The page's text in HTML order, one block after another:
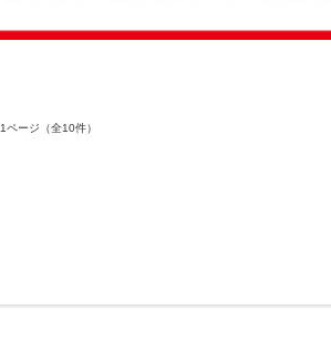
ページ （全10件）